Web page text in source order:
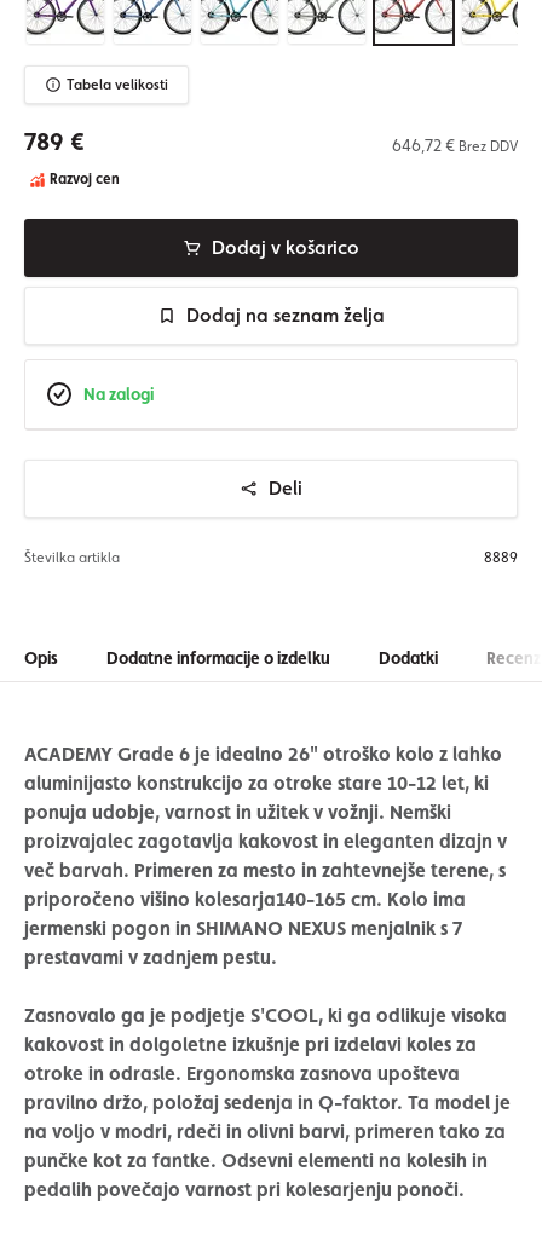
Tabela velikosti
789 € 646,72 € Brez DDV
Razvoj cen
Dodaj v košarico
Dodaj na seznam želja
Na zalogi
Deli
Številka artikla 8889
Opis Dodatne informacije o izdelku Dodatki
ACADEMY Grade 6 je idealno 26" otroško kolo z lahko
aluminijasto konstrukcijo za otroke stare 10-12 let, ki
ponuja udobje, varnost in užitek v vožnji. Nemški
proizvajalec zagotavlja kakovost in eleganten dizajn v
več barvah. Primeren za mesto in zahtevnejše terene, s
priporočeno višino kolesarja140-165 cm. Kolo ima
jermenski pogon in SHIMANO NEXUS menjalnik s 7
prestavami v zadnjem pestu.
Zasnovalo ga je podjetje S'COOL, ki ga odlikuje visoka
kakovost in dolgoletne izkušnje pri izdelavi koles za
otroke in odrasle. Ergonomska zasnova upošteva
pravilno držo, položaj sedenja in Q-faktor. Ta model je
na voljo v modri, rdeči in olivni barvi, primeren tako za
punčke kot za fantke. Odsevni elementi na kolesih in
pedalih povečajo varnost pri kolesarjenju ponoči.